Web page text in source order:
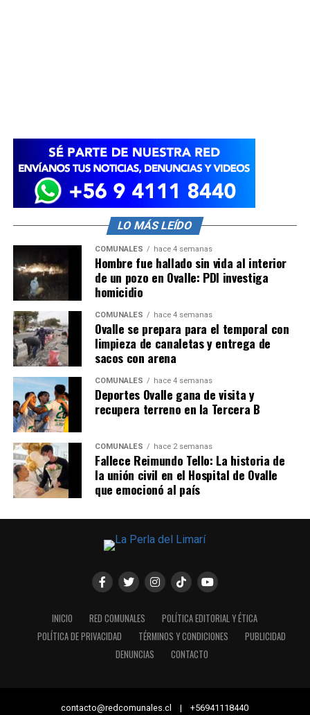
LO MÁS LEÍDO
COMUNALES hace 4 semanas
Hombre fue hallado sin vida al interior
de un pozo en Ovalle: PDI investiga
homicidio
COMUNALES hace 4 semanas
Ovalle se prepara para el temporal con
limpieza de canaletas y entrega de
sacos con arena
COMUNALES hace 4 semanas
Deportes Ovalle gana de visita y
recupera terreno en la Tercera B
COMUNALES hace 2 semanas
Fallece Reimundo Tello: La historia de
la unión civil en el Hospital de Ovalle
que emocionó al país
INICIO RED COMUNALES
POLÍTICA EDITORIAL Y ÉTICA
POLÍTICA DE PRIVACIDAD
TÉRMINOS Y CONDICIONES
PUBLICIDAD
DENUNCIAS
CONTACTO
contacto@redcomunales.cl | +56941118440